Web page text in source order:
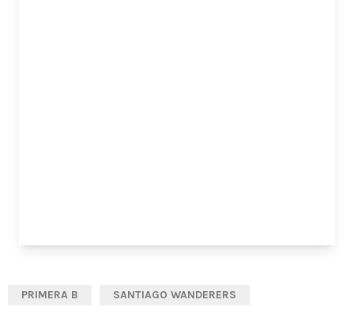
PRIMERA B SANTIAGO WANDERERS